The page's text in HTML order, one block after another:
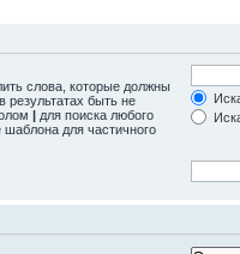
слова, которые должны
результатах быть не
| для поиска любого
шаблона для частичного